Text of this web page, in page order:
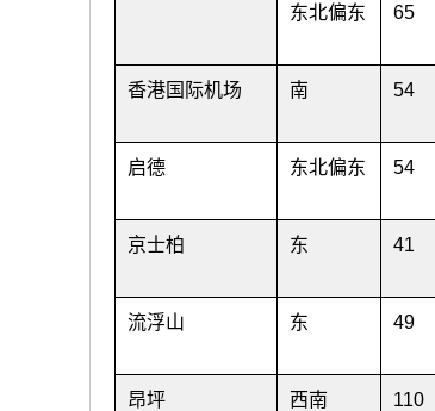
东北偏东
65
香港国际机场 南 54
启德 东北偏东 54
京士柏 东 41
流浮山 东 49
昂坪 西南 110